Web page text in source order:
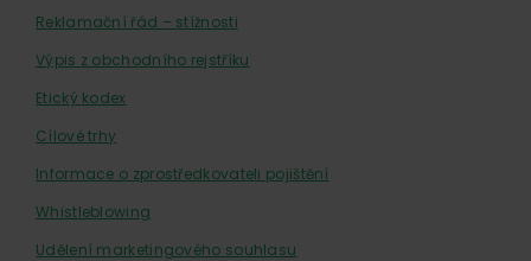
Reklamační řád – stížnosti
Výpis z obchodního rejstříku
Etický kodex
Cílové trhy
Informace o zprostředkovateli pojištění
Whistleblowing
Udělení marketingového souhlasu